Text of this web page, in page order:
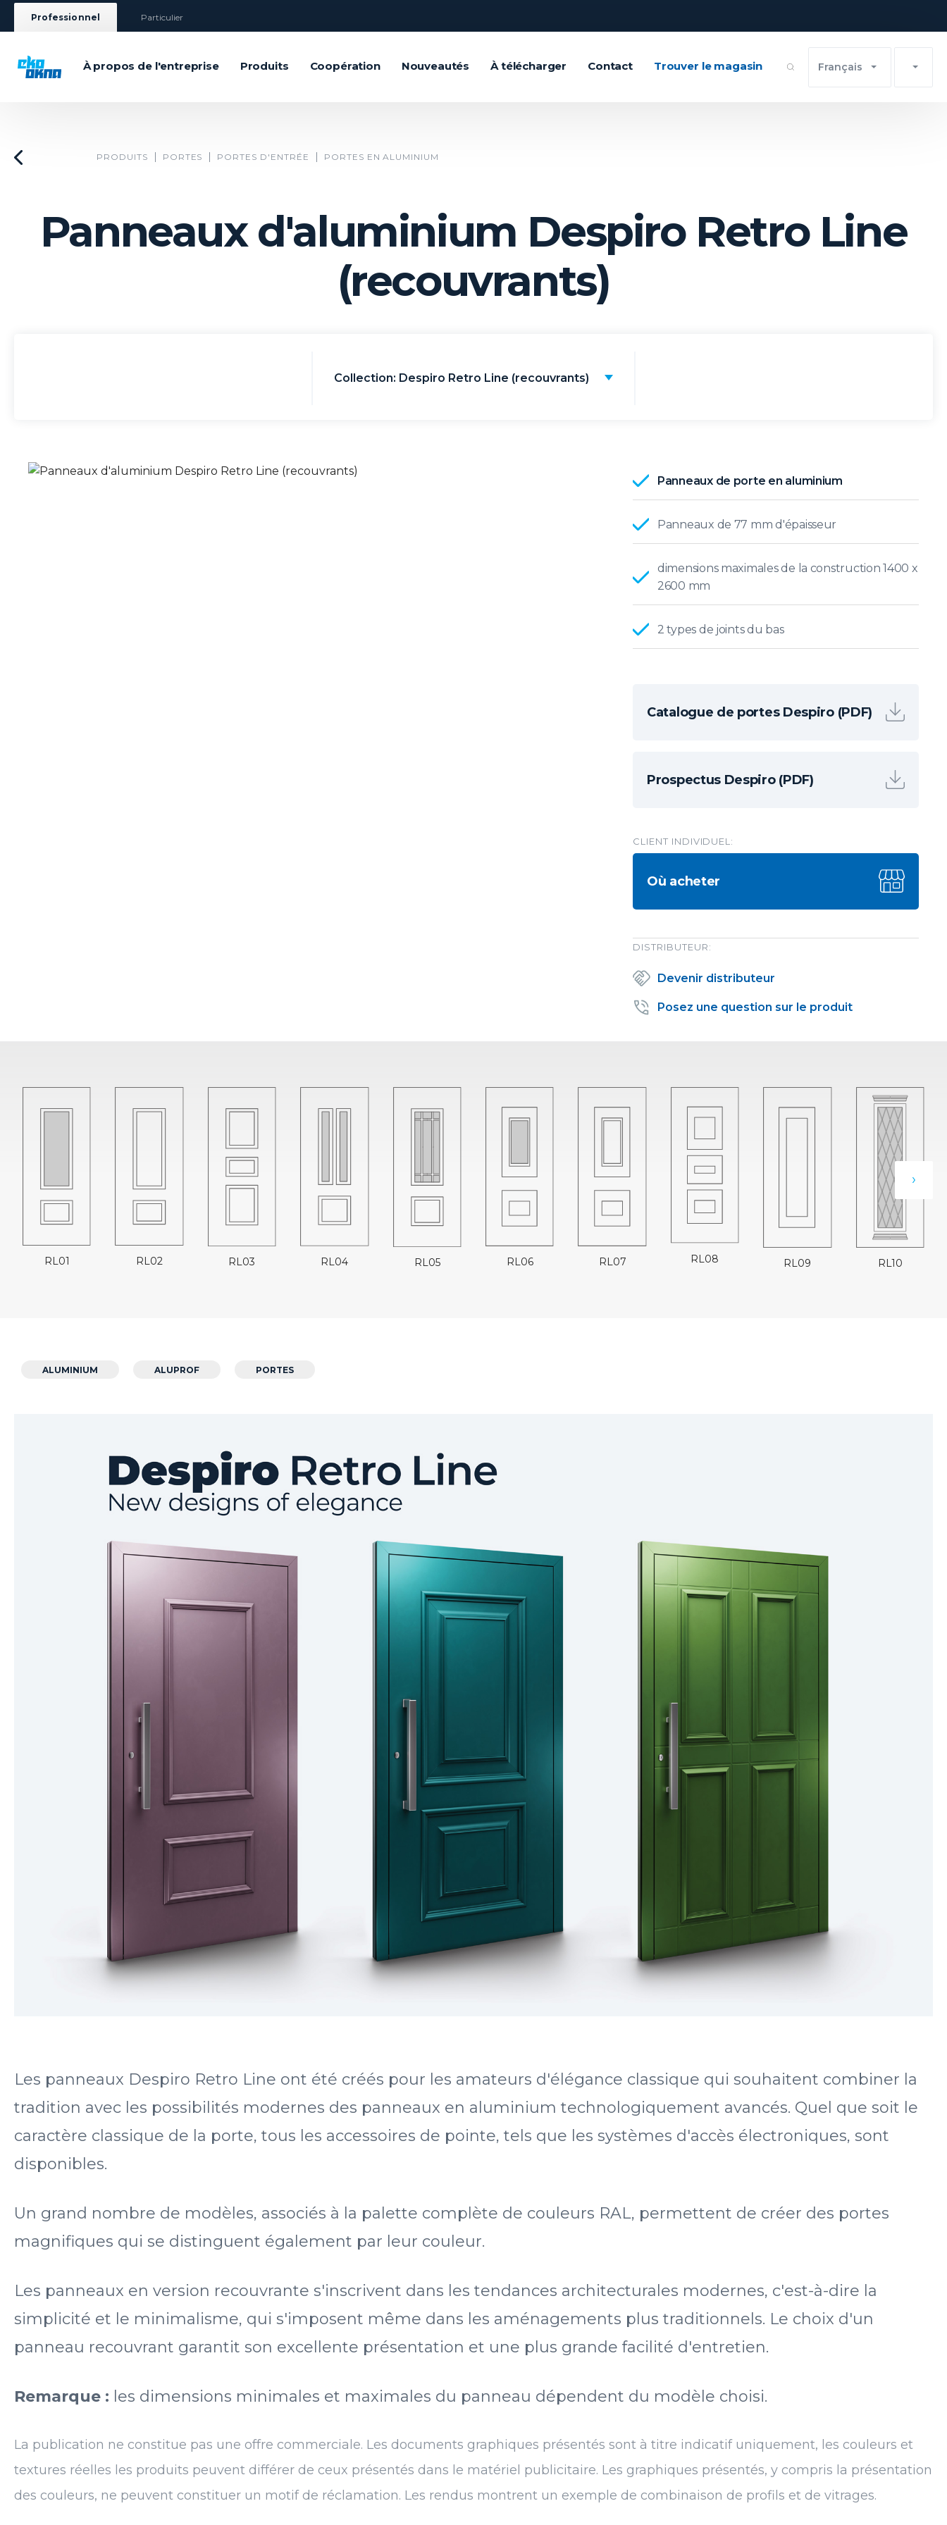
Professionnel Particulier
À propos de l'entreprise Produits Coopération Nouveautés À télécharger Contact Trouver le magasin Français
PRODUITS PORTES PORTES D'ENTRÉE PORTES EN ALUMINIUM
Panneaux d'aluminium Despiro Retro Line
(recouvrants)
Collection: Despiro Retro Line (recouvrants)
Panneaux de porte en aluminium
Panneaux de 77 mm d'épaisseur
dimensions maximales de la construction 1400 x
2600 mm
2 types de joints du bas
Catalogue de portes Despiro (PDF)
Prospectus Despiro (PDF)
CLIENT INDIVIDUEL:
Où acheter
DISTRIBUTEUR:
Devenir distributeur
Posez une question sur le produit
RL01 RL02 RL03 RL04 RL05 RL06 RL07 RL08 RL09 RL10
›
ALUMINIUM ALUPROF PORTES
Les panneaux Despiro Retro Line ont été créés pour les amateurs d'élégance classique qui souhaitent combiner la
tradition avec les possibilités modernes des panneaux en aluminium technologiquement avancés. Quel que soit le
caractère classique de la porte, tous les accessoires de pointe, tels que les systèmes d'accès électroniques, sont
disponibles.
Un grand nombre de modèles, associés à la palette complète de couleurs RAL, permettent de créer des portes
magnifiques qui se distinguent également par leur couleur.
Les panneaux en version recouvrante s'inscrivent dans les tendances architecturales modernes, c'est-à-dire la
simplicité et le minimalisme, qui s'imposent même dans les aménagements plus traditionnels. Le choix d'un
panneau recouvrant garantit son excellente présentation et une plus grande facilité d'entretien.
Remarque : les dimensions minimales et maximales du panneau dépendent du modèle choisi.
La publication ne constitue pas une offre commerciale. Les documents graphiques présentés sont à titre indicatif uniquement, les couleurs et
textures réelles les produits peuvent différer de ceux présentés dans le matériel publicitaire. Les graphiques présentés, y compris la présentation
des couleurs, ne peuvent constituer un motif de réclamation. Les rendus montrent un exemple de combinaison de profils et de vitrages.